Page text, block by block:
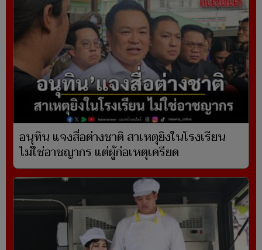
อนุทิน แจงสื่อต่างชาติ สาเหตุยิงในโรงเรียน
ไม่ใช่อาชญากร แต่ผู้ก่อเหตุเครียด